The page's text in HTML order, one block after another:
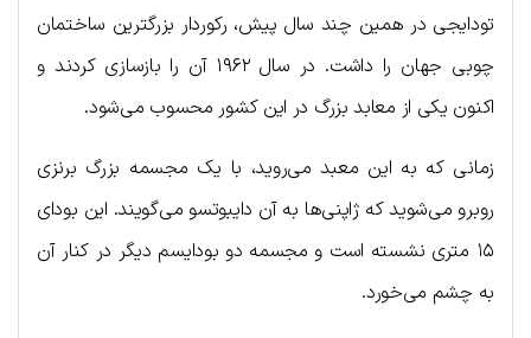
تودایجی در همین چند سال پیش، رکوردار بزرگترین ساختمان
چوبی جهان را داشت. در سال ۱۹۶۲ آن را بازسازی کردند و
اکنون یکی از معابد بزرگ در این کشور محسوب می‌شود.
زمانی که به این معبد می‌روید، با یک مجسمه بزرگ برنزی
روبرو می‌شوید که ژاپنی‌ها به آن دایبوتسو می‌گویند. این بودای
۱۵ متری نشسته است و مجسمه دو بودایسم دیگر در کنار آن
به چشم می‌خورد.